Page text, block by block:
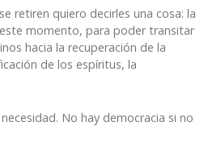
retiren quiero decirles una cosa: la
momento, para poder transitar
hacia la recuperación de la
de los espíritus, la
No hay democracia si no